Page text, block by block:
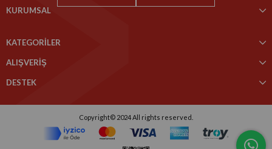
KURUMSAL
KATEGORİLER
ALIŞVERİŞ
DESTEK
Copyright© 2024 All rights reserved.